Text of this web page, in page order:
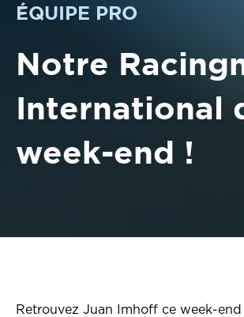
ÉQUIPE PRO
Notre
International
week-end !
Retrouvez Juan Imhoff ce week-end